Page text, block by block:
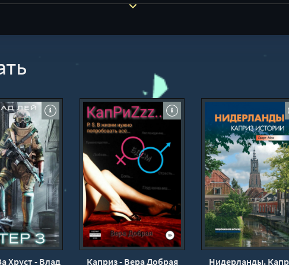
Хруст - Влад Каприз - Вера Добрая Нидерланды.